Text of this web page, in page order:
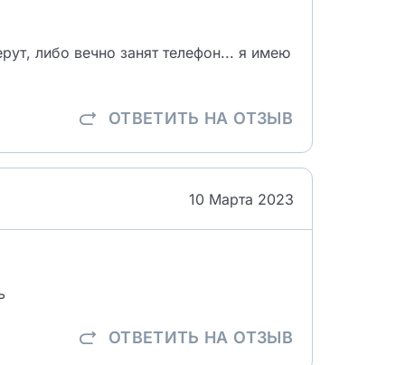
либо вечно занят телефон... я имею
ОТВЕТИТЬ НА ОТЗЫВ
10 Марта 2023
ОТВЕТИТЬ НА ОТЗЫВ